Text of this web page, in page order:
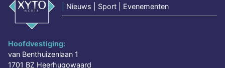
Nieuws | Sport | Evenementen
Hoofdvestiging:
van Benthuizenlaan 1
1701 BZ Heerhugowaard